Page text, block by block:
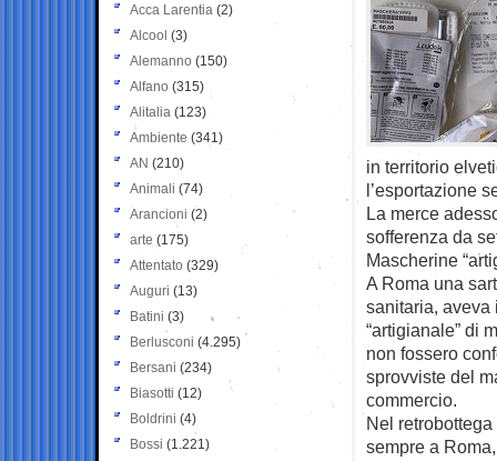
in territorio
l’esportazione
La merce
sofferenza da
Mascherine
A Roma una
sanitaria, aveva
“artigianale” di
non fossero
sprovviste del
commercio.
Nel
sempre a
Acca Larentia (2)
Alcool (3)
Alemanno (150)
Alfano (315)
Alitalia (123)
Ambiente (341)
AN (210)
Animali (74)
Arancioni (2)
arte (175)
Attentato (329)
Auguri (13)
Batini (3)
Berlusconi (4.295)
Bersani (234)
Biasotti (12)
Boldrini (4)
Bossi (1.221)